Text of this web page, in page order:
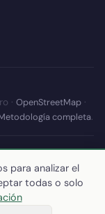
· OpenStreetMap·
completa.
España con datos
Yoel Castaño.
de 2026
para analizar el
todas o solo